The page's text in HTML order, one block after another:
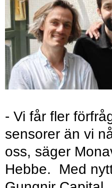
- Vi får fler
sensorer än vi
oss, säger
Hebbe. Med